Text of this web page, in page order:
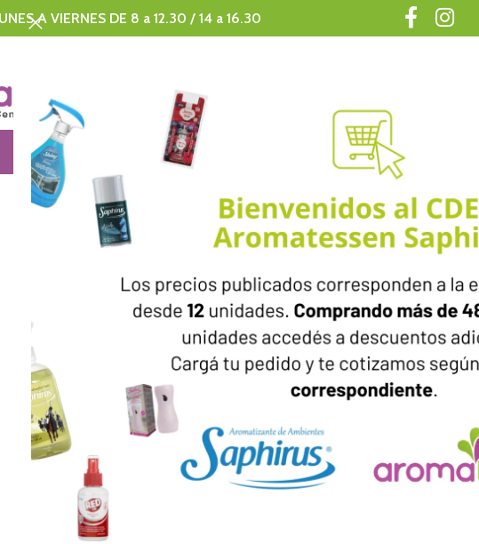
A VIERNES DE 8 a 12.30 / 14 a 16.30
SAPHIRUS MERCHANDISING